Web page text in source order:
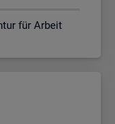
für Arbeit